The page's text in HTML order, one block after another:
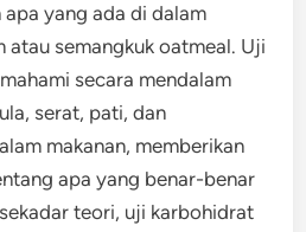
yang ada di dalam
atau semangkuk oatmeal. Uji
secara mendalam
serat, pati, dan
makanan, memberikan
apa yang benar-benar
teori, uji karbohidrat